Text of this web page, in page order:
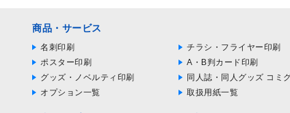
商品・サービス
名刺印刷 チラシ・フライヤー印刷
ポスター印刷
A・B判カード印刷
グッズ・ノベルティ印刷
同人誌・同人グッズ コミ
オプション一覧
取扱用紙一覧